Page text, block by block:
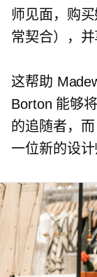
师见面，购
常契合），并
这帮助
Borton 能够
的追随者，
一位新的设计